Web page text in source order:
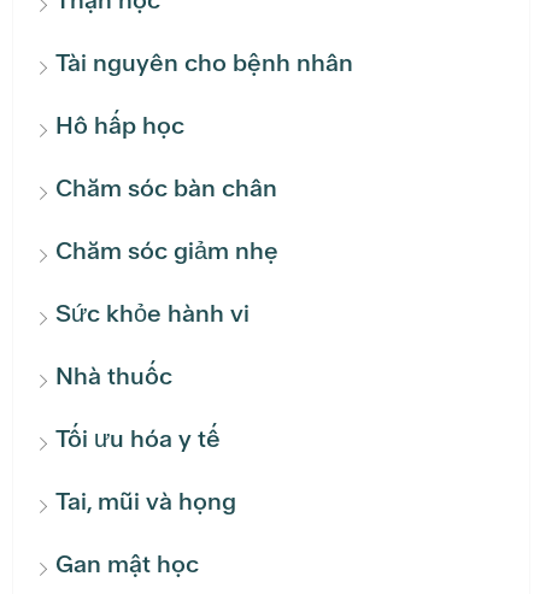
Tài nguyên cho bệnh nhân
Hô hấp học
Chăm sóc bàn chân
Chăm sóc giảm nhẹ
Sức khỏe hành vi
Nhà thuốc
Tối ưu hóa y tế
Tai, mũi và họng
Gan mật học